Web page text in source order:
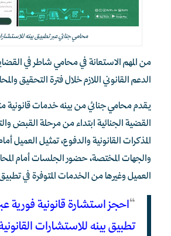
محامي جنائي عبر تطبيق بينه
من المهم الاستعانة في محامي شاطر في
الدعم القانوني اللازم خلال فترة التحقيق
يقدم محامي جنائي من بينه خدمات قانونية
القضية الجنائية ابتداء من مرحلة القبض
المذكرات القانونية والدفوع، تمثيل العميل
والجهات المختصة، حضور الجلسات أمام
العميل وغيرها من الخدمات المتوفرة في
“احجز استشارة قانونية فورية
تطبيق بينه للاستشارات